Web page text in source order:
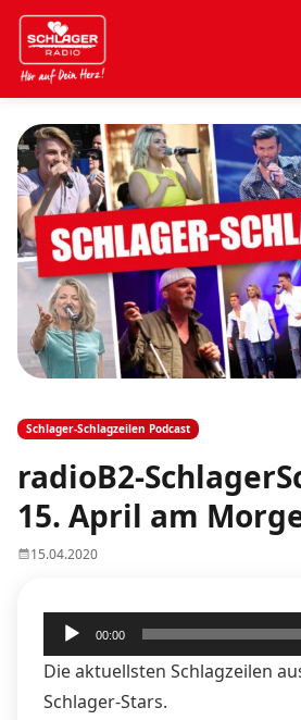
Schlager-Schlagzeilen Podcast
radioB2-
15. April am
15.04.2020
Audio-
Player
00:00
Die aktuellsten Schlagzeilen
Schlager-Stars.